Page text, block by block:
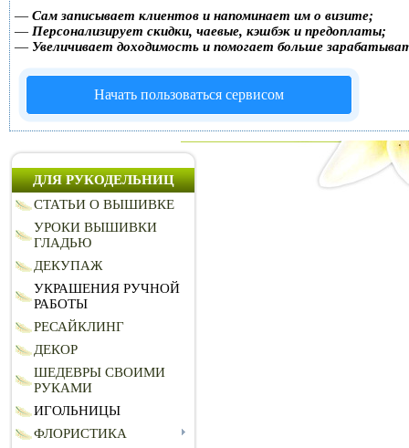
— Сам записывает клиентов и напоминает им о визите;
— Персонализирует скидки, чаевые, кэшбэк и предоплаты;
— Увеличивает доходимость и помогает больше
Начать пользоваться сервисом
ДЛЯ РУКОДЕЛЬНИЦ
СТАТЬИ О ВЫШИВКЕ
УРОКИ ВЫШИВКИ
ГЛАДЬЮ
ДЕКУПАЖ
УКРАШЕНИЯ РУЧНОЙ
РАБОТЫ
РЕСАЙКЛИНГ
ДЕКОР
ШЕДЕВРЫ СВОИМИ
РУКАМИ
ИГОЛЬНИЦЫ
ФЛОРИСТИКА